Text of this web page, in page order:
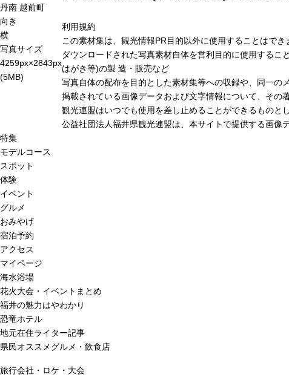
丹南 越前町
向き
横
写真サイズ
4259px×2843px
(5MB)
利用規約
この素材集は、観光情報PR目的以外に使用することはでき
ダウンロードされた写真素材自体を営利目的に使用する
はがき等)の製 造・販売など
写真自体の配布を目的とした素材集等への収録や、同一の
掲載されている画像データおよび文字情報について、そ
観光連盟はいつでも使用を差し止めることができるものとし
公益社団法人福井県観光連盟は、本サイトで提供する画像
特集
モデルコース
スポット
体験
イベント
グルメ
おみやげ
宿泊予約
アクセス
マイページ
海水浴場
花火大会・イベントまとめ
福井の魅力はやわかり
恐竜ホテル
地元在住ライター記事
県民オススメグルメ・飲食店
旅行会社・ロケ・大会